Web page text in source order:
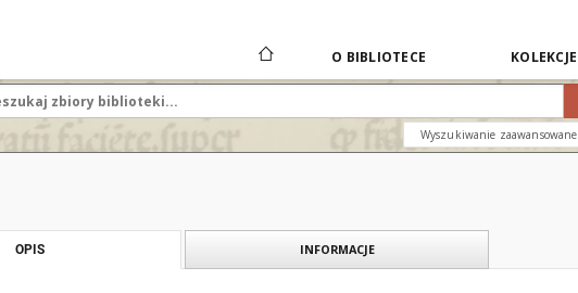
O BIBLIOTECE KOLEKCJE
Wyszukiwanie zaawansowane
OPIS INFORMACJE